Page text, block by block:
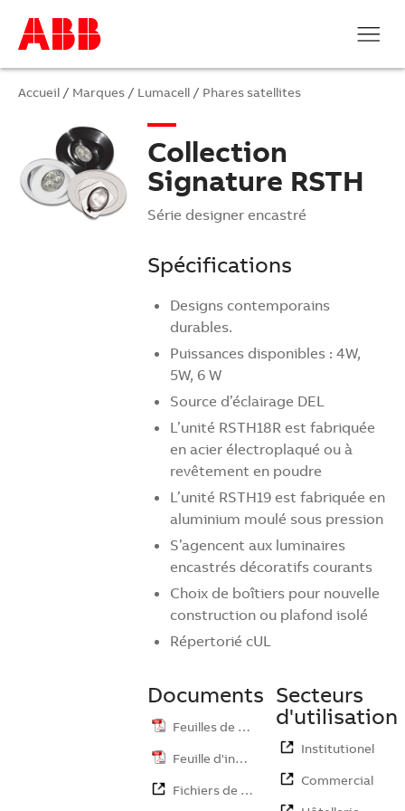
Accueil / Marques / Lumacell / Phares satellites
Collection
Signature RSTH
Série designer encastré
Spécifications
Designs contemporains
durables.
Puissances disponibles : 4W,
5W, 6 W
Source d’éclairage DEL
L’unité RSTH18R est fabriquée
en acier électroplaqué ou à
revêtement en poudre
L’unité RSTH19 est fabriquée en
aluminium moulé sous pression
S’agencent aux luminaires
encastrés décoratifs courants
Choix de boîtiers pour nouvelle
construction ou plafond isolé
Répertorié cUL
Documents
Feuilles de …
Feuille d'ins…
Fichiers de …
Secteurs
d'utilisation
Institutionel
Commercial